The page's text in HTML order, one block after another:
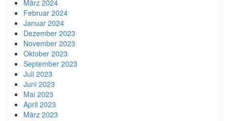
März 2024
Februar 2024
Januar 2024
Dezember 2023
November 2023
Oktober 2023
September 2023
Juli 2023
Juni 2023
Mai 2023
April 2023
März 2023